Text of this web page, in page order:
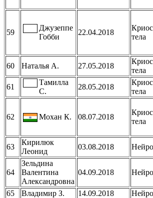
59
Джузеппе
Гобби
22.04.2018
тела
60 Наталья А. 27.05.2018
тела
61
Тамилла
С.
28.05.2018
тела
62 Мохан К. 08.07.2018
тела
63
Кирилюк
Леонид
03.08.2018
64
Зельдина
Валентина
Александровна
04.09.2018
65
Владимир З. 14.09.2018